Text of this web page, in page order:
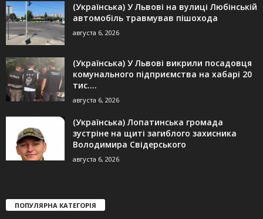
(Українська) У Львові на вулиці Любінській
автомобіль травмував пішохода
августа 6, 2026
(Українська) У Львові викрили посадовця
комунального підприємства на хабарі 20
тис....
августа 6, 2026
(Українська) Лопатинська громада
зустріне на щиті загиблого захисника
Володимира Свідерського
августа 6, 2026
ПОПУЛЯРНА КАТЕГОРІЯ